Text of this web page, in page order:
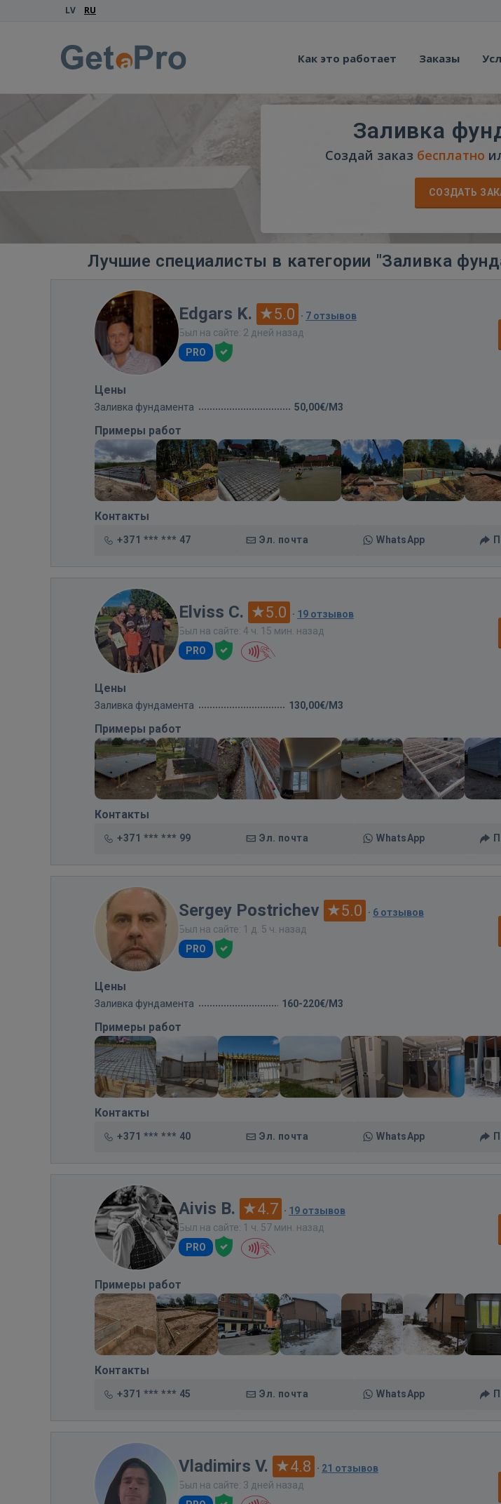
LV RU
Как это работает Заказы
Заливка
Создай заказ бесплатно
СОЗДАТЬ
Лучшие специалисты в категории "Заливка
Edgars K. 5.0 · 7 отзывов
Был на сайте: 2 дней назад
PRO
Цены
Заливка фундамента 50,00€/M3
Примеры работ
Контакты
+371 *** *** 47 Эл. почта WhatsApp
Elviss C. 5.0 · 19 отзывов
Был на сайте: 4 ч. 15 мин. назад
PRO
Цены
Заливка фундамента 130,00€/M3
Примеры работ
Контакты
+371 *** *** 99 Эл. почта WhatsApp
Sergey Postrichev 5.0 · 6 отзывов
Был на сайте: 1 д. 5 ч. назад
PRO
Цены
Заливка фундамента 160-220€/M3
Примеры работ
Контакты
+371 *** *** 40 Эл. почта WhatsApp
Aivis B. 4.7 · 19 отзывов
Был на сайте: 1 ч. 57 мин. назад
PRO
Примеры работ
Контакты
+371 *** *** 45 Эл. почта WhatsApp
Vladimirs V. 4.8 · 21 отзывов
Был на сайте: 3 дней назад